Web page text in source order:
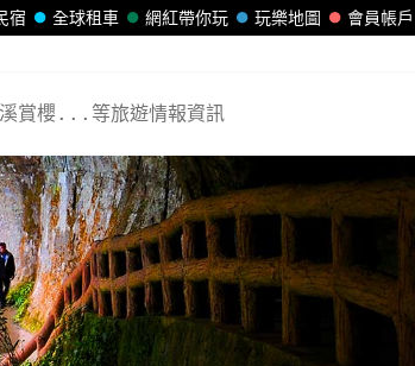
會員帳戶
玩樂地圖
網紅帶你玩
全球租車
宿
溪賞櫻...等旅遊情報資訊